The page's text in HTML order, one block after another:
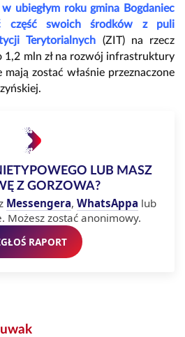
w ubiegłym roku gmina Bogdaniec
część swoich środków z puli
Terytorialnych (ZIT) na rzecz
1,2 mln zł na rozwój infrastruktury
zostać właśnie przeznaczone
LUB MASZ
Z GORZOWA?
Messengera, WhatsAppa lub
Możesz zostać anonimowy.
RAPORT